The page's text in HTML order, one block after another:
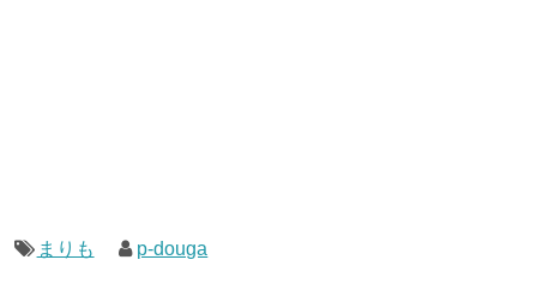
まりも p-douga